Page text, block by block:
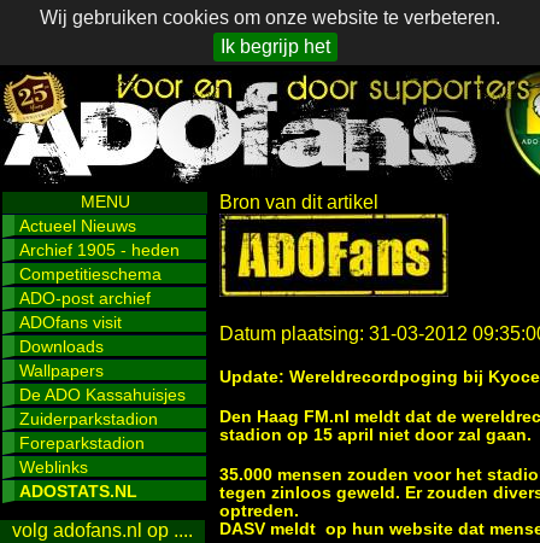
Wij gebruiken cookies om onze website te verbeteren.
Ik begrijp het
MENU
Actueel Nieuws
Archief 1905 - heden
Competitieschema
ADO-post archief
ADOfans visit
Downloads
Wallpapers
De ADO Kassahuisjes
Zuiderparkstadion
Foreparkstadion
Weblinks
ADOSTATS.NL
volg adofans.nl op ....
Bron van dit artikel
Datum plaatsing: 31-03-2012
Update: Wereldrecordpoging bij
Den Haag FM.nl meldt dat de
stadion op 15 april niet door zal gaan.
35.000 mensen zouden voor het
tegen zinloos geweld. Er zouden
optreden.
DASV meldt op hun website dat